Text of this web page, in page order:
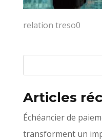
relation treso0
Articles
Échéancier de
transforment un